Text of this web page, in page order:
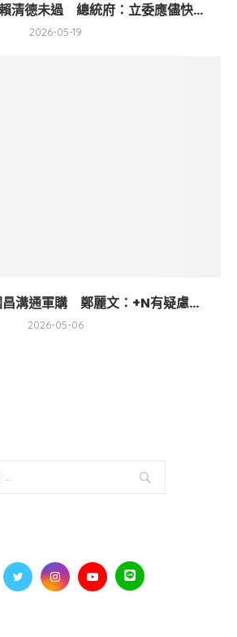
清德未過 總統府：立委應儘快...
2026-05-19
昌溝通軍購 鄭麗文：+N有疑慮...
2026-05-06